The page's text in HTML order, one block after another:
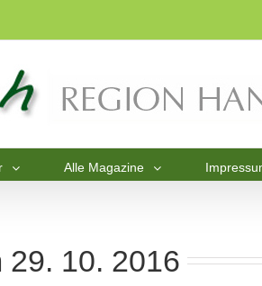
Alle Magazine
29. 10. 2016